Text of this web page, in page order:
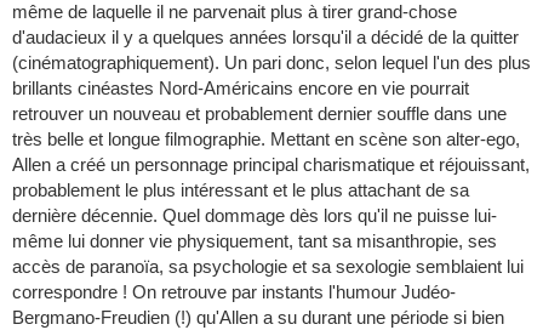
même de laquelle il ne parvenait plus à tirer grand-chose
d'audacieux il y a quelques années lorsqu'il a décidé de la quitter
(cinématographiquement). Un pari donc, selon lequel l'un des plus
brillants cinéastes Nord-Américains encore en vie pourrait
retrouver un nouveau et probablement dernier souffle dans une
très belle et longue filmographie. Mettant en scène son alter-ego,
Allen a créé un personnage principal charismatique et réjouissant,
probablement le plus intéressant et le plus attachant de sa
dernière décennie. Quel dommage dès lors qu'il ne puisse lui-
même lui donner vie physiquement, tant sa misanthropie, ses
accès de paranoïa, sa psychologie et sa sexologie semblaient lui
correspondre ! On retrouve par instants l'humour Judéo-
Bergmano-Freudien (!) qu'Allen a su durant une période si bien